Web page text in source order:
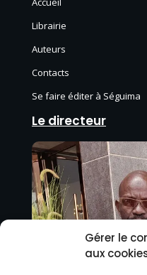
Gérer le
aux
Librairie
Auteurs
Contacts
Se faire éditer à Séguima
Le directeur